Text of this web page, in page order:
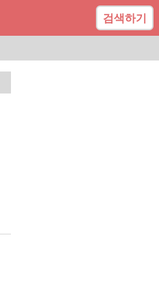
검색하기